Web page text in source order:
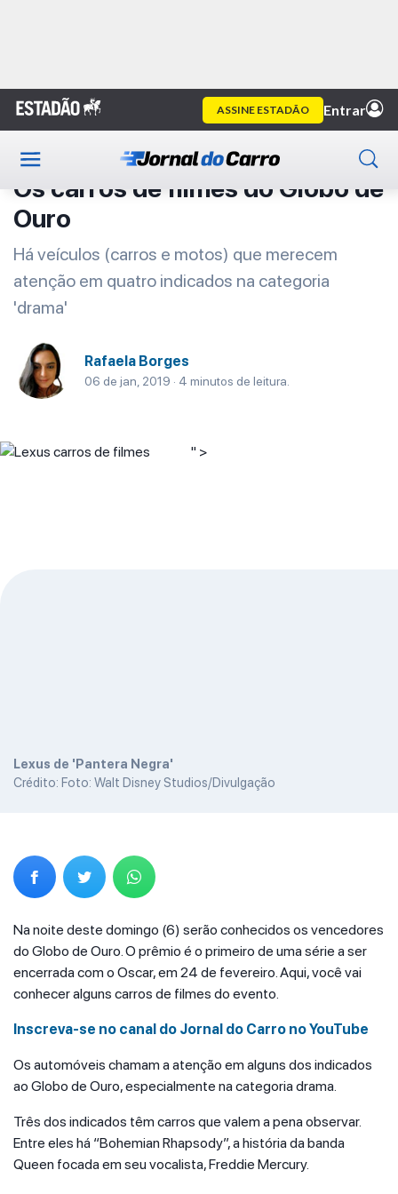
Primeira Classe
Os carros de filmes do Globo de
Ouro
Há veículos (carros e motos) que merecem
atenção em quatro indicados na categoria
'drama'
Rafaela Borges
06 de jan, 2019 · 4 minutos de leitura.
" >
Lexus de 'Pantera Negra'
Crédito: Foto: Walt Disney Studios/Divulgação
Na noite deste domingo (6) serão conhecidos os vencedores
do Globo de Ouro. O prêmio é o primeiro de uma série a ser
encerrada com o Oscar, em 24 de fevereiro. Aqui, você vai
conhecer alguns carros de filmes do evento.
Inscreva-se no canal do Jornal do Carro no YouTube
Os automóveis chamam a atenção em alguns dos indicados
ao Globo de Ouro, especialmente na categoria drama.
Três dos indicados têm carros que valem a pena observar.
Entre eles há “Bohemian Rhapsody”, a história da banda
Queen focada em seu vocalista, Freddie Mercury.